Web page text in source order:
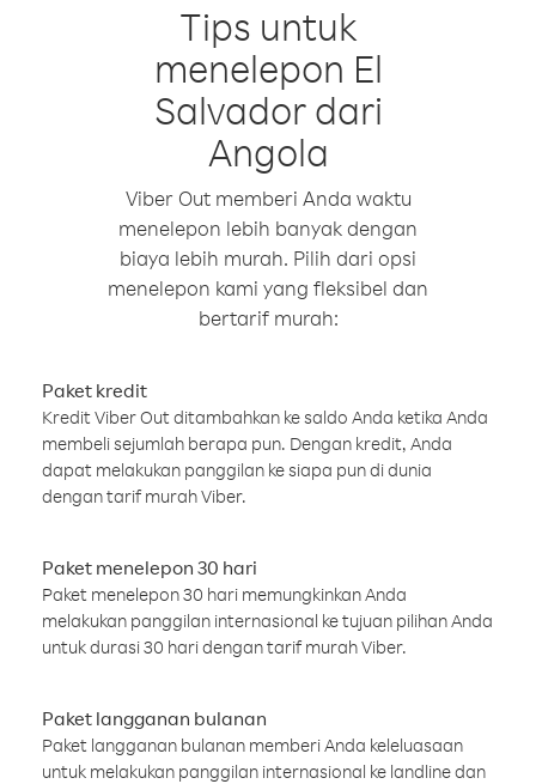
Tips untuk
menelepon El
Salvador dari
Angola
Viber Out memberi Anda waktu
menelepon lebih banyak dengan
biaya lebih murah. Pilih dari opsi
menelepon kami yang fleksibel dan
bertarif murah:
Paket kredit
Kredit Viber Out ditambahkan ke saldo Anda ketika Anda
membeli sejumlah berapa pun. Dengan kredit, Anda
dapat melakukan panggilan ke siapa pun di dunia
dengan tarif murah Viber.
Paket menelepon 30 hari
Paket menelepon 30 hari memungkinkan Anda
melakukan panggilan internasional ke tujuan pilihan Anda
untuk durasi 30 hari dengan tarif murah Viber.
Paket langganan bulanan
Paket langganan bulanan memberi Anda keleluasaan
untuk melakukan panggilan internasional ke landline dan